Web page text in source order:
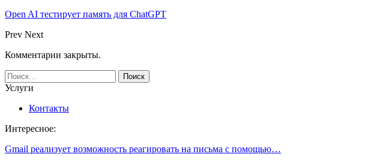
Open AI тестирует память для ChatGPT
Prev Next
Комментарии закрыты.
Услуги
Контакты
Интересное:
Gmail реализует возможность реагировать на письма с помощью…